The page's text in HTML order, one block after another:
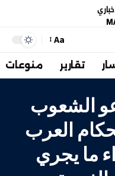
Aa
تقارير منوعات
الشعوب
العرب
ما يجري